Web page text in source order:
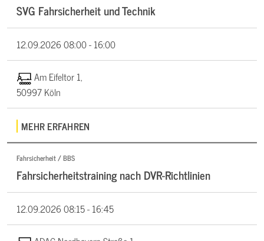
SVG Fahrsicherheit und Technik
12.09.202608:00 - 16:00
Am Eifeltor 1,
50997 Köln
MEHR ERFAHREN
Fahrsicherheit / BBS
Fahrsicherheitstraining nach DVR-Richtlinien
12.09.202608:15 - 16:45